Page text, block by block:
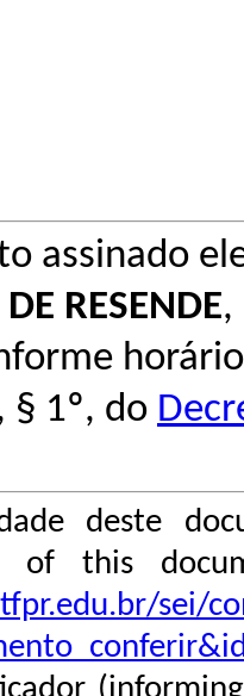
assinado
RESENDE,
§ 1º, do
deste
of this
sei/